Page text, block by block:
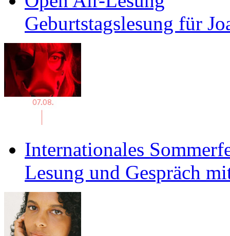
Geburtstagslesung für
Internationales
Lesung und Gespräch